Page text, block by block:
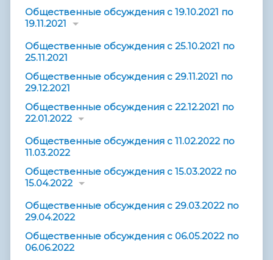
Общественные обсуждения с 19.10.2021 по
19.11.2021
Общественные обсуждения с 25.10.2021 по
25.11.2021
Общественные обсуждения с 29.11.2021 по
29.12.2021
Общественные обсуждения с 22.12.2021 по
22.01.2022
Общественные обсуждения с 11.02.2022 по
11.03.2022
Общественные обсуждения с 15.03.2022 по
15.04.2022
Общественные обсуждения с 29.03.2022 по
29.04.2022
Общественные обсуждения с 06.05.2022 по
06.06.2022